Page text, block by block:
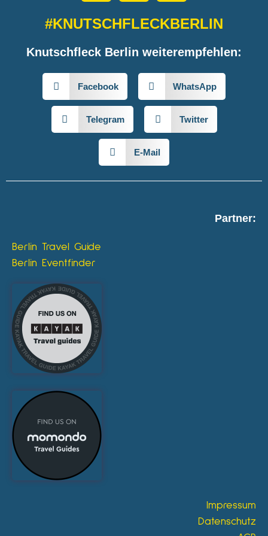
#KNUTSCHFLECKBERLIN
Knutschfleck Berlin weiterempfehlen:
Facebook WhatsApp
Telegram Twitter
E-Mail
Partner:
Berlin Travel Guide
Berlin Eventfinder
Impressum
Datenschutz